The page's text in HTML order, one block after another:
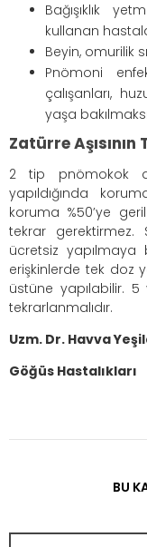
Bağışıklık
kullanan
Beyin, omurilik
Pnömoni
çalışanları,
yaşa
Zatürre
2 tip pnömokok
yapıldığında
koruma %50’ye
tekrar gerektirmez.
ücretsiz yapılmaya
erişkinlerde tek doz
üstüne yapılabilir.
tekrarlanmalıdır.
Uzm. Dr. Havva
Göğüs Hastalıkları
BU